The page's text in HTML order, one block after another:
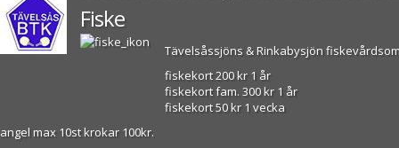
Fiske
Tävelsåssjöns & Rinkabysjön
fiskekort 200 kr 1 år
fiskekort fam. 300 kr 1 år
fiskekort 50 kr 1 vecka
angel max 10st krokar 100kr.